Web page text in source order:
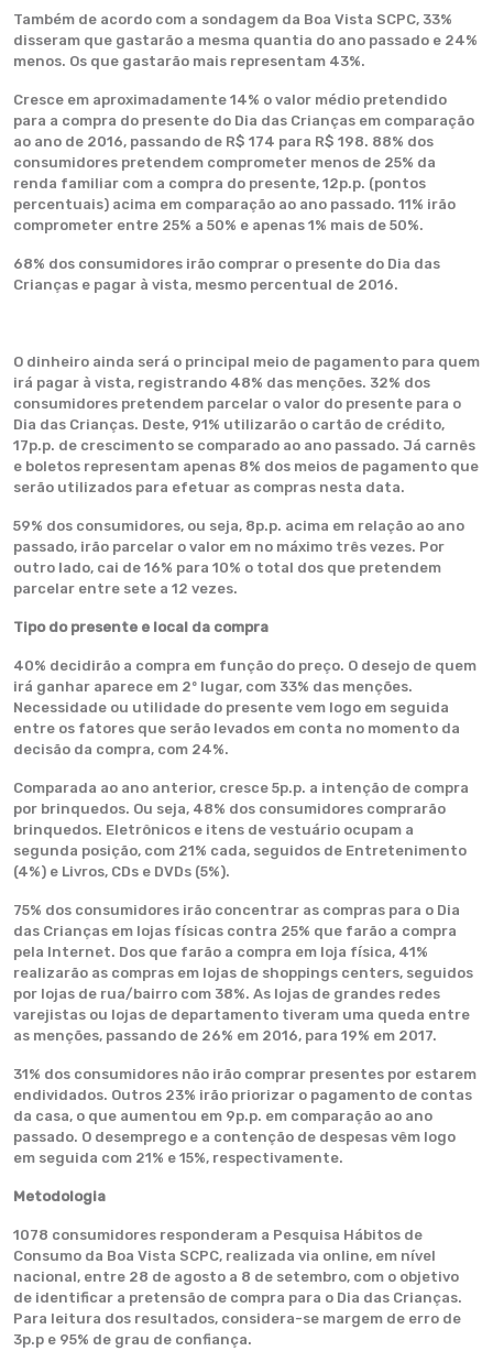
Também de acordo com a sondagem da Boa Vista SCPC, 33%
disseram que gastarão a mesma quantia do ano passado e 24%
menos. Os que gastarão mais representam 43%.
Cresce em aproximadamente 14% o valor médio pretendido
para a compra do presente do Dia das Crianças em comparação
ao ano de 2016, passando de R$ 174 para R$ 198. 88% dos
consumidores pretendem comprometer menos de 25% da
renda familiar com a compra do presente, 12p.p. (pontos
percentuais) acima em comparação ao ano passado. 11% irão
comprometer entre 25% a 50% e apenas 1% mais de 50%.
68% dos consumidores irão comprar o presente do Dia das
Crianças e pagar à vista, mesmo percentual de 2016.
O dinheiro ainda será o principal meio de pagamento para quem
irá pagar à vista, registrando 48% das menções. 32% dos
consumidores pretendem parcelar o valor do presente para o
Dia das Crianças. Deste, 91% utilizarão o cartão de crédito,
17p.p. de crescimento se comparado ao ano passado. Já carnês
e boletos representam apenas 8% dos meios de pagamento que
serão utilizados para efetuar as compras nesta data.
59% dos consumidores, ou seja, 8p.p. acima em relação ao ano
passado, irão parcelar o valor em no máximo três vezes. Por
outro lado, cai de 16% para 10% o total dos que pretendem
parcelar entre sete a 12 vezes.
Tipo do presente e local da compra
40% decidirão a compra em função do preço. O desejo de quem
irá ganhar aparece em 2º lugar, com 33% das menções.
Necessidade ou utilidade do presente vem logo em seguida
entre os fatores que serão levados em conta no momento da
decisão da compra, com 24%.
Comparada ao ano anterior, cresce 5p.p. a intenção de compra
por brinquedos. Ou seja, 48% dos consumidores comprarão
brinquedos. Eletrônicos e itens de vestuário ocupam a
segunda posição, com 21% cada, seguidos de Entretenimento
(4%) e Livros, CDs e DVDs (5%).
75% dos consumidores irão concentrar as compras para o Dia
das Crianças em lojas físicas contra 25% que farão a compra
pela Internet. Dos que farão a compra em loja física, 41%
realizarão as compras em lojas de shoppings centers, seguidos
por lojas de rua/bairro com 38%. As lojas de grandes redes
varejistas ou lojas de departamento tiveram uma queda entre
as menções, passando de 26% em 2016, para 19% em 2017.
31% dos consumidores não irão comprar presentes por estarem
endividados. Outros 23% irão priorizar o pagamento de contas
da casa, o que aumentou em 9p.p. em comparação ao ano
passado. O desemprego e a contenção de despesas vêm logo
em seguida com 21% e 15%, respectivamente.
Metodologia
1078 consumidores responderam a Pesquisa Hábitos de
Consumo da Boa Vista SCPC, realizada via online, em nível
nacional, entre 28 de agosto a 8 de setembro, com o objetivo
de identificar a pretensão de compra para o Dia das Crianças.
Para leitura dos resultados, considera-se margem de erro de
3p.p e 95% de grau de confiança.